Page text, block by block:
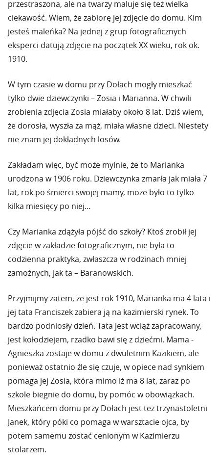
przestraszona, ale na twarzy maluje się też wielka
ciekawość. Wiem, że zabiorę jej zdjęcie do domu. Kim
jesteś maleńka? Na jednej z grup fotograficznych
eksperci datują zdjęcie na początek XX wieku, rok ok.
1910.
W tym czasie w domu przy Dołach mogły mieszkać
tylko dwie dziewczynki – Zosia i Marianna. W chwili
zrobienia zdjęcia Zosia miałaby około 8 lat. Dziś wiem,
że dorosła, wyszła za mąż, miała własne dzieci. Niestety
nie znam jej dokładnych losów.
Zakładam więc, być może mylnie, że to Marianka
urodzona w 1906 roku. Dziewczynka zmarła jak miała 7
lat, rok po śmierci swojej mamy, może było to tylko
kilka miesięcy po niej…
Czy Marianka zdążyła pójść do szkoły? Ktoś zrobił jej
zdjęcie w zakładzie fotograficznym, nie była to
codzienna praktyka, zwłaszcza w rodzinach mniej
zamożnych, jak ta – Baranowskich.
Przyjmijmy zatem, że jest rok 1910, Marianka ma 4 lata i
jej tata Franciszek zabiera ją na kazimierski rynek. To
bardzo podniosły dzień. Tata jest wciąż zapracowany,
jest kołodziejem, rzadko bawi się z dziećmi. Mama -
Agnieszka zostaje w domu z dwuletnim Kazikiem, ale
ponieważ ostatnio źle się czuje, w opiece nad synkiem
pomaga jej Zosia, która mimo iż ma 8 lat, zaraz po
szkole biegnie do domu, by pomóc w obowiązkach.
Mieszkańcem domu przy Dołach jest też trzynastoletni
Janek, który póki co pomaga w warsztacie ojca, by
potem samemu zostać cenionym w Kazimierzu
stolarzem.